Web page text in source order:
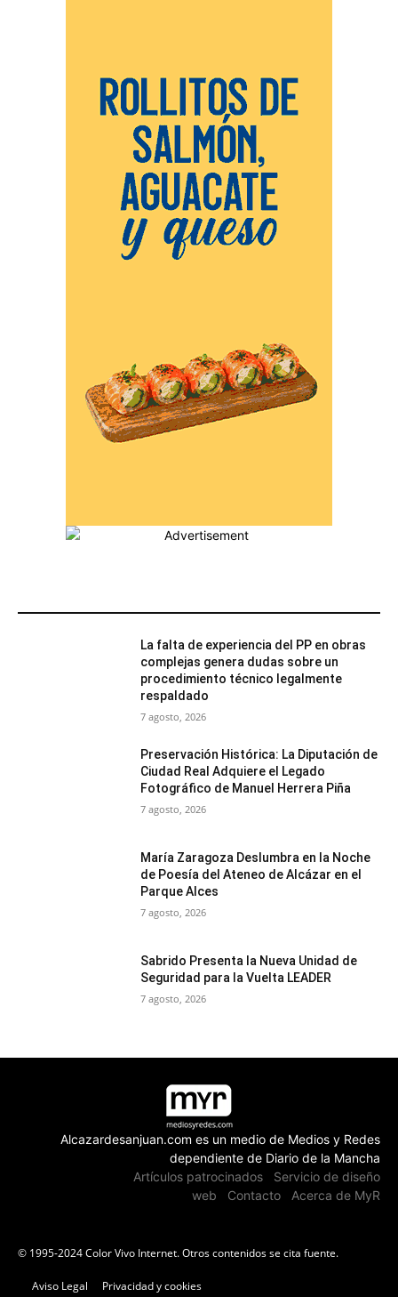
La falta de experiencia del PP en obras
complejas genera dudas sobre un
procedimiento técnico legalmente
respaldado
7 agosto, 2026
Preservación Histórica: La Diputación de
Ciudad Real Adquiere el Legado
Fotográfico de Manuel Herrera Piña
7 agosto, 2026
María Zaragoza Deslumbra en la Noche
de Poesía del Ateneo de Alcázar en el
Parque Alces
7 agosto, 2026
Sabrido Presenta la Nueva Unidad de
Seguridad para la Vuelta LEADER
7 agosto, 2026
Alcazardesanjuan.com es un medio de Medios y Redes
dependiente de Diario de la Mancha
Artículos patrocinados
Servicio de diseño
web
Contacto Acerca de MyR
© 1995-2024 Color Vivo Internet. Otros contenidos se cita fuente.
Aviso Legal
Privacidad y cookies